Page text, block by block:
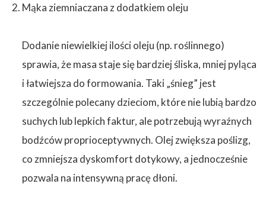
Mąka ziemniaczana z dodatkiem oleju
Dodanie niewielkiej ilości oleju (np. roślinnego)
sprawia, że masa staje się bardziej śliska, mniej pyląca
i łatwiejsza do formowania. Taki „śnieg” jest
szczególnie polecany dzieciom, które nie lubią bardzo
suchych lub lepkich faktur, ale potrzebują wyraźnych
bodźców proprioceptywnych. Olej zwiększa poślizg,
co zmniejsza dyskomfort dotykowy, a jednocześnie
pozwala na intensywną pracę dłoni.